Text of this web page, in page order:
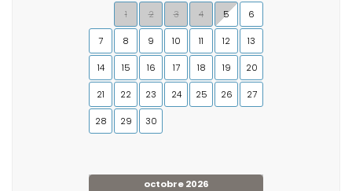
1
2 3 4 5 6
7 8 9 10 11 12 13
14 15 16 17 18 19 20
21 22 23 24 25 26 27
28 29 30
octobre 2026